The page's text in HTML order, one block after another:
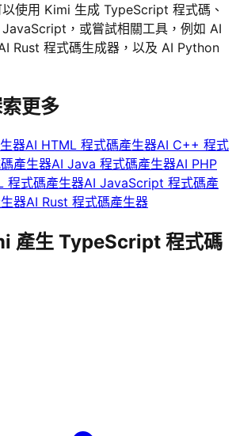
使用 Kimi 生成 TypeScript 程式碼、
，或嘗試相關工具，例如 AI
Rust 程式碼生成器，以及 AI Python
更多
器AI HTML 程式碼產生器AI C++ 程式
產生器AI Java 程式碼產生器AI PHP
程式碼產生器AI JavaScript 程式碼產
器AI Rust 程式碼產生器
產生 TypeScript 程式碼